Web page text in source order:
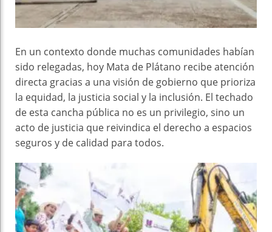
En un contexto donde muchas comunidades habían
sido relegadas, hoy Mata de Plátano recibe atención
directa gracias a una visión de gobierno que prioriza
la equidad, la justicia social y la inclusión. El techado
de esta cancha pública no es un privilegio, sino un
acto de justicia que reivindica el derecho a espacios
seguros y de calidad para todos.